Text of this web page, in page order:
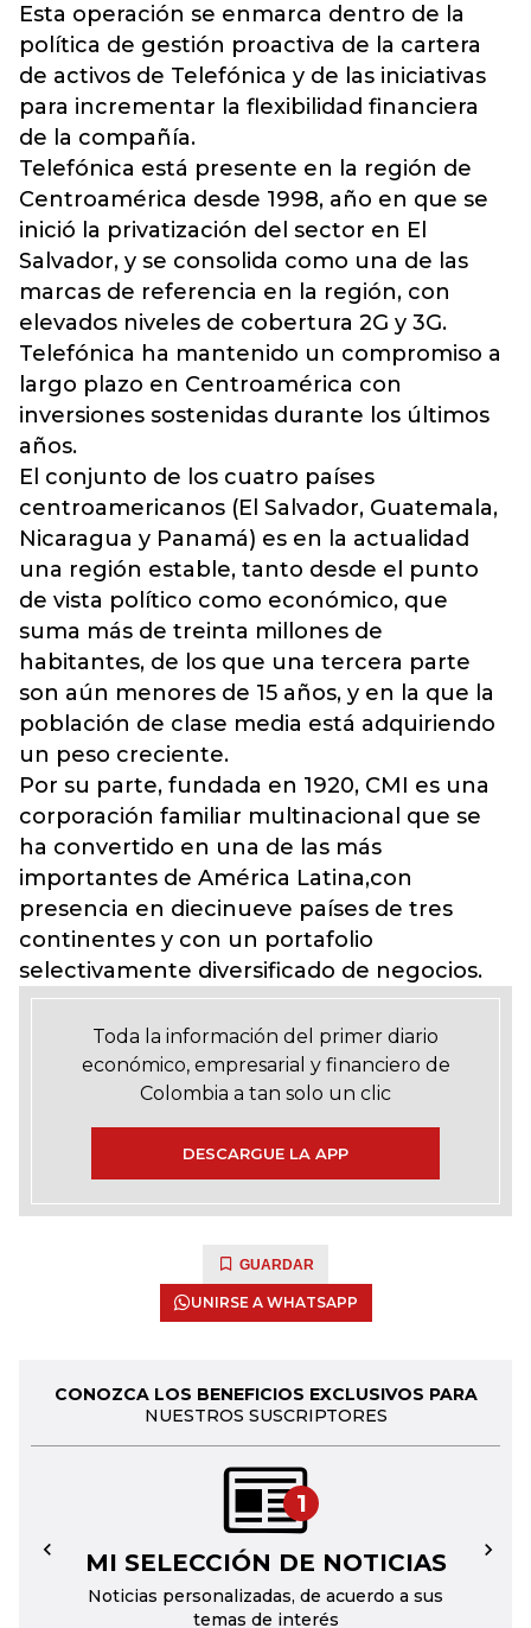
Esta operación se enmarca dentro de la
política de gestión proactiva de la cartera
de activos de Telefónica y de las iniciativas
para incrementar la flexibilidad financiera
de la compañía.
Telefónica está presente en la región de
Centroamérica desde 1998, año en que se
inició la privatización del sector en El
Salvador, y se consolida como una de las
marcas de referencia en la región, con
elevados niveles de cobertura 2G y 3G.
Telefónica ha mantenido un compromiso a
largo plazo en Centroamérica con
inversiones sostenidas durante los últimos
años.
El conjunto de los cuatro países
centroamericanos (El Salvador, Guatemala,
Nicaragua y Panamá) es en la actualidad
una región estable, tanto desde el punto
de vista político como económico, que
suma más de treinta millones de
habitantes, de los que una tercera parte
son aún menores de 15 años, y en la que la
población de clase media está adquiriendo
un peso creciente.
Por su parte, fundada en 1920, CMI es una
corporación familiar multinacional que se
ha convertido en una de las más
importantes de América Latina,con
presencia en diecinueve países de tres
continentes y con un portafolio
selectivamente diversificado de negocios.
Toda la información del primer diario
económico, empresarial y financiero de
Colombia a tan solo un clic
DESCARGUE LA APP
GUARDAR
UNIRSE A WHATSAPP
CONOZCA LOS BENEFICIOS EXCLUSIVOS PARA
NUESTROS SUSCRIPTORES
1
MI SELECCIÓN DE NOTICIAS
Noticias personalizadas, de acuerdo a sus
temas de interés
← →